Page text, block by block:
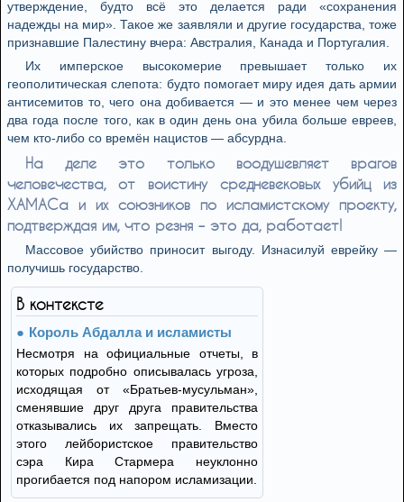
утверждение, будто всё это делается ради «сохранения
надежды на мир». Такое же заявляли и другие государства, тоже
признавшие Палестину вчера: Австралия, Канада и Португалия.
Их имперское высокомерие превышает только их
геополитическая слепота: будто помогает миру идея дать армии
антисемитов то, чего она добивается — и это менее чем через
два года после того, как в один день она убила больше евреев,
чем кто-либо со времён нацистов — абсурдна.
На деле это только воодушевляет врагов
человечества, от воистину средневековых убийц из
ХАМАСа и их союзников по исламистскому проекту,
подтверждая им, что резня – это да, работает!
Массовое убийство приносит выгоду. Изнасилуй еврейку —
получишь государство.
В контексте
Король Абдалла и исламисты
Несмотря на официальные отчеты, в
которых подробно описывалась угроза,
исходящая от «Братьев-мусульман»,
сменявшие друг друга правительства
отказывались их запрещать. Вместо
этого лейбористское правительство
сэра Кира Стармера неуклонно
прогибается под напором исламизации.